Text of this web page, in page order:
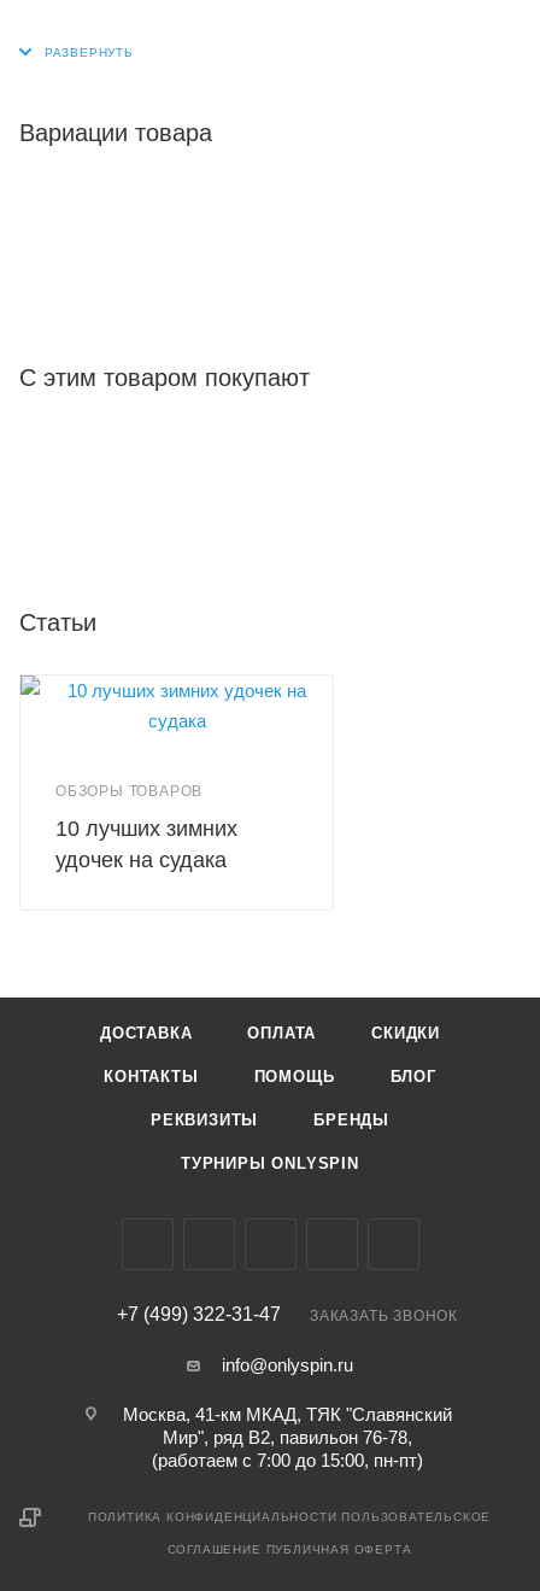
Вариации товара
С этим товаром покупают
Статьи
ОБЗОРЫ ТОВАРОВ
10 лучших зимних
удочек на судака
ДОСТАВКА ОПЛАТА СКИДКИ
КОНТАКТЫ ПОМОЩЬ БЛОГ
РЕКВИЗИТЫ БРЕНДЫ
ТУРНИРЫ ONLYSPIN
+7 (499) 322-31-47 ЗАКАЗАТЬ ЗВОНОК
info@onlyspin.ru
Москва, 41-км МКАД, ТЯК "Славянский
Мир", ряд В2, павильон 76-78,
(работаем с 7:00 до 15:00, пн-пт)
ПОЛИТИКА КОНФИДЕНЦИАЛЬНОСТИ ПОЛЬЗОВАТЕЛЬСКОЕ
СОГЛАШЕНИЕ ПУБЛИЧНАЯ ОФЕРТА